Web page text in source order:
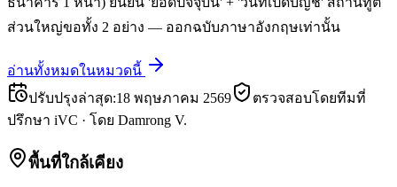
ส่วนใหญ่ขอทั้ง 2 อย่าง — ออกฉบับภาษาอังกฤษเท่านั้น
อ่านทั้งหมดในหมวดนี้
ปรับปรุงล่าสุด:18 พฤษภาคม 2569
ตรวจสอบโดยทีมที่
ปรึกษา iVC · โดย Damrong V.
พื้นที่ใกล้เคียง